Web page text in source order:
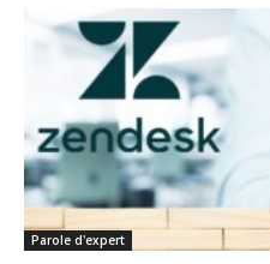
Parole d'expert